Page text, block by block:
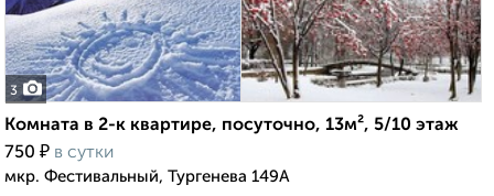
3
Комната в 2-к квартире, посуточно, 13м², 5/10 этаж
750 ₽ в сутки
мкр. Фестивальный, Тургенева 149А